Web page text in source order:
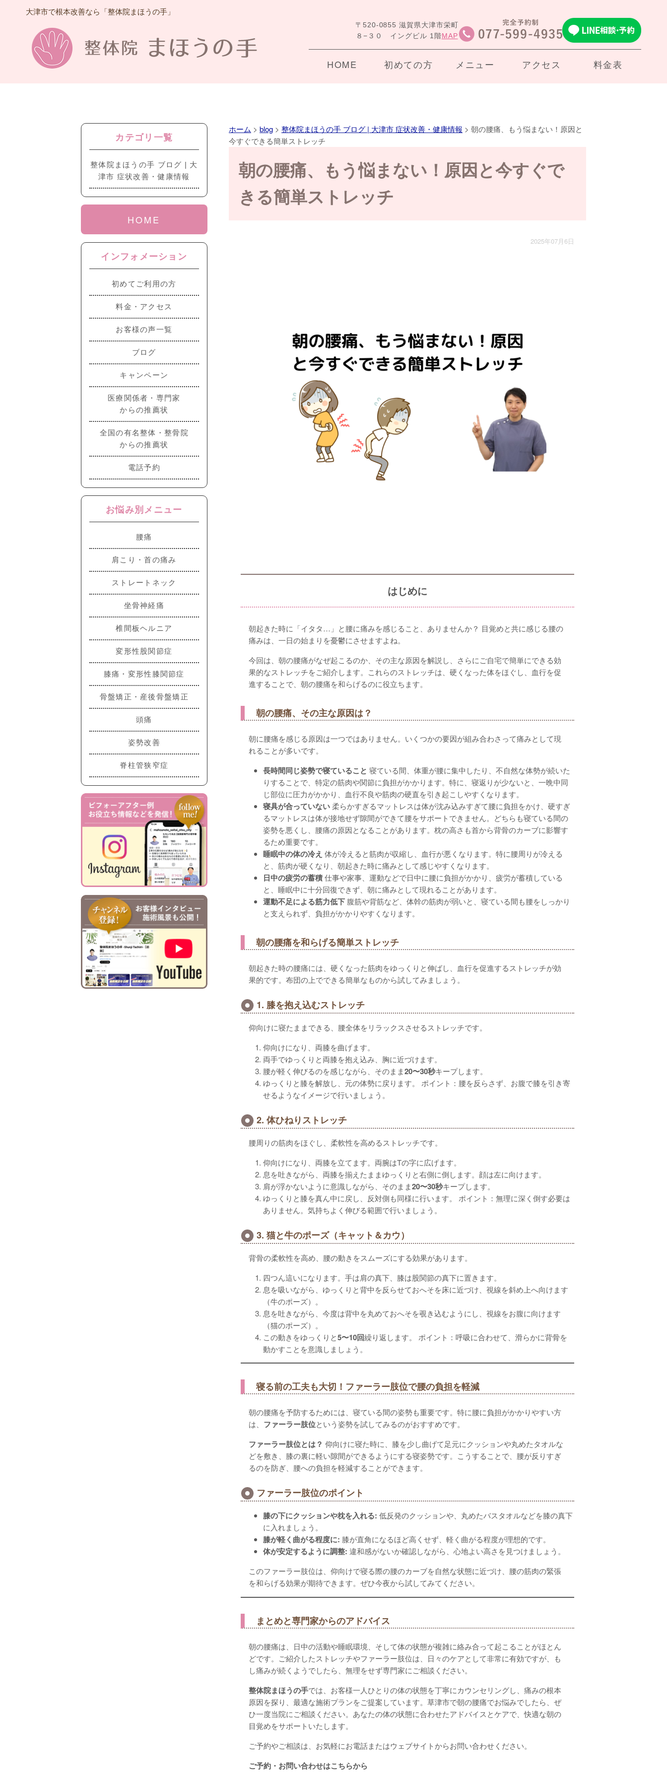
大津市で根本改善なら「整体院まほうの手」
〒520-0855 滋賀県大津市栄町
８−３０ イングビル 1階MAP
HOME 初めての方 メニュー アクセス 料金表
ホーム > blog > 整体院まほうの手 ブログ | 大津市 症状改善・健康情報 > 朝の腰痛、もう悩まない！原因と
今すぐできる簡単ストレッチ
朝の腰痛、もう悩まない！原因と今すぐで
きる簡単ストレッチ
2025年07月6日
はじめに
朝起きた時に「イタタ…」と腰に痛みを感じること、ありませんか？ 目覚めと共に感じる腰の
痛みは、一日の始まりを憂鬱にさせますよね。
今回は、朝の腰痛がなぜ起こるのか、その主な原因を解説し、さらにご自宅で簡単にできる効
果的なストレッチをご紹介します。これらのストレッチは、硬くなった体をほぐし、血行を促
進することで、朝の腰痛を和らげるのに役立ちます。
朝の腰痛、その主な原因は？
朝に腰痛を感じる原因は一つではありません。いくつかの要因が組み合わさって痛みとして現
れることが多いです。
長時間同じ姿勢で寝ていること 寝ている間、体重が腰に集中したり、不自然な体勢が続いた
りすることで、特定の筋肉や関節に負担がかかります。特に、寝返りが少ないと、一晩中同
じ部位に圧力がかかり、血行不良や筋肉の硬直を引き起こしやすくなります。
寝具が合っていない柔らかすぎるマットレスは体が沈み込みすぎて腰に負担をかけ、硬すぎ
るマットレスは体が接地せず隙間ができて腰をサポートできません。どちらも寝ている間の
姿勢を悪くし、腰痛の原因となることがあります。枕の高さも首から背骨のカーブに影響す
るため重要です。
睡眠中の体の冷え 体が冷えると筋肉が収縮し、血行が悪くなります。特に腰周りが冷える
と、筋肉が硬くなり、朝起きた時に痛みとして感じやすくなります。
日中の疲労の蓄積仕事や家事、運動などで日中に腰に負担がかかり、疲労が蓄積している
と、睡眠中に十分回復できず、朝に痛みとして現れることがあります。
運動不足による筋力低下 腹筋や背筋など、体幹の筋肉が弱いと、寝ている間も腰をしっかり
と支えられず、負担がかかりやすくなります。
朝の腰痛を和らげる簡単ストレッチ
朝起きた時の腰痛には、硬くなった筋肉をゆっくりと伸ばし、血行を促進するストレッチが効
果的です。布団の上でできる簡単なものから試してみましょう。
1. 膝を抱え込むストレッチ
仰向けに寝たままできる、腰全体をリラックスさせるストレッチです。
仰向けになり、両膝を曲げます。
両手でゆっくりと両膝を抱え込み、胸に近づけます。
腰が軽く伸びるのを感じながら、そのまま20〜30秒キープします。
ゆっくりと膝を解放し、元の体勢に戻ります。 ポイント：腰を反らさず、お腹で膝を引き寄
せるようなイメージで行いましょう。
2. 体ひねりストレッチ
腰周りの筋肉をほぐし、柔軟性を高めるストレッチです。
仰向けになり、両膝を立てます。両腕はTの字に広げます。
息を吐きながら、両膝を揃えたままゆっくりと右側に倒します。顔は左に向けます。
肩が浮かないように意識しながら、そのまま20〜30秒キープします。
ゆっくりと膝を真ん中に戻し、反対側も同様に行います。 ポイント：無理に深く倒す必要は
ありません。気持ちよく伸びる範囲で行いましょう。
3. 猫と牛のポーズ（キャット＆カウ）
背骨の柔軟性を高め、腰の動きをスムーズにする効果があります。
四つん這いになります。手は肩の真下、膝は股関節の真下に置きます。
息を吸いながら、ゆっくりと背中を反らせておへそを床に近づけ、視線を斜め上へ向けます
（牛のポーズ）。
息を吐きながら、今度は背中を丸めておへそを覗き込むようにし、視線をお腹に向けます
（猫のポーズ）。
この動きをゆっくりと5〜10回繰り返します。 ポイント：呼吸に合わせて、滑らかに背骨を
動かすことを意識しましょう。
寝る前の工夫も大切！ファーラー肢位で腰の負担を軽減
朝の腰痛を予防するためには、寝ている間の姿勢も重要です。特に腰に負担がかかりやすい方
は、 ファーラー肢位という姿勢を試してみるのがおすすめです。
ファーラー肢位とは？ 仰向けに寝た時に、膝を少し曲げて足元にクッションや丸めたタオルな
どを敷き、膝の裏に軽い隙間ができるようにする寝姿勢です。こうすることで、腰が反りすぎ
るのを防ぎ、腰への負担を軽減することができます。
ファーラー肢位のポイント
膝の下にクッションや枕を入れる: 低反発のクッションや、丸めたバスタオルなどを膝の真下
に入れましょう。
膝が軽く曲がる程度に: 膝が直角になるほど高くせず、軽く曲がる程度が理想的です。
体が安定するように調整: 違和感がないか確認しながら、心地よい高さを見つけましょう。
このファーラー肢位は、仰向けで寝る際の腰のカーブを自然な状態に近づけ、腰の筋肉の緊張
を和らげる効果が期待できます。ぜひ今夜から試してみてください。
まとめと専門家からのアドバイス
朝の腰痛は、日中の活動や睡眠環境、そして体の状態が複雑に絡み合って起こることがほとん
どです。ご紹介したストレッチやファーラー肢位は、日々のケアとして非常に有効ですが、も
し痛みが続くようでしたら、無理をせず専門家にご相談ください。
整体院まほうの手では、お客様一人ひとりの体の状態を丁寧にカウンセリングし、痛みの根本
原因を探り、最適な施術プランをご提案しています。草津市で朝の腰痛でお悩みでしたら、ぜ
ひ一度当院にご相談ください。あなたの体の状態に合わせたアドバイスとケアで、快適な朝の
目覚めをサポートいたします。
ご予約やご相談は、お気軽にお電話またはウェブサイトからお問い合わせください。
ご予約・お問い合わせはこちらから
カテゴリ一覧
整体院まほうの手 ブログ | 大
津市 症状改善・健康情報
HOME
インフォメーション
初めてご利用の方
料金・アクセス
お客様の声一覧
ブログ
キャンペーン
医療関係者・専門家
からの推薦状
全国の有名整体・整骨院
からの推薦状
電話予約
お悩み別メニュー
腰痛
肩こり・首の痛み
ストレートネック
坐骨神経痛
椎間板ヘルニア
変形性股関節症
膝痛・変形性膝関節症
骨盤矯正・産後骨盤矯正
頭痛
姿勢改善
脊柱管狭窄症